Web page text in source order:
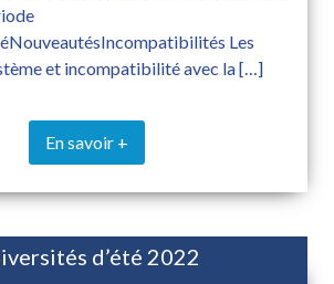
Les
et incompatibilité avec la […]
En savoir +
d’été 2022